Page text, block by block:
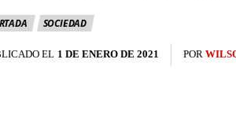
SOCIEDAD
EL 1 DE ENERO DE 2021 POR